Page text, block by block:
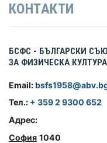
КОНТАКТИ
БСФС - БЪЛГАРСКИ
ЗА ФИЗИЧЕСКА
Email:
Тел.: + 359 2 9300 652
Адрес:
София 1040